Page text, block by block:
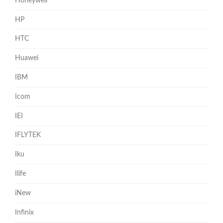
HP
HTC
Huawei
IBM
Icom
IEI
IFLYTEK
Iku
Ilife
iNew
Infinix